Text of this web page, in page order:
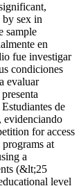
sex in
sample
en
fue investigar
condiciones
evaluar
de
evidenciando
for access
at
a
(&lt;25
level